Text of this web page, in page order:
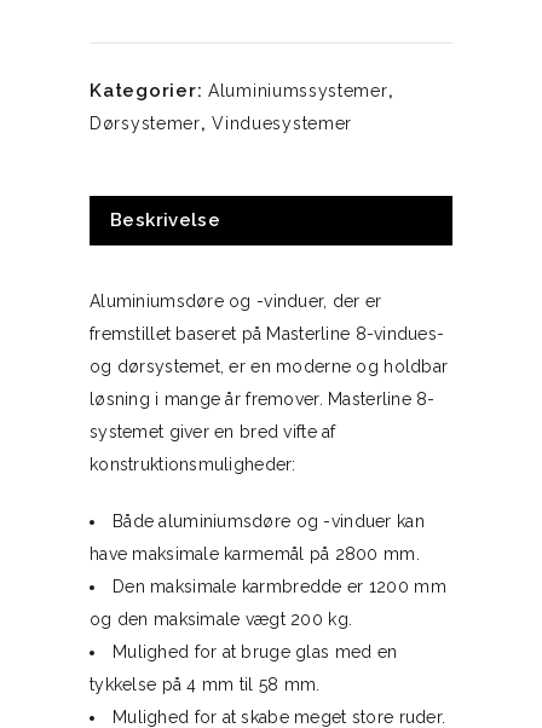
Kategorier: Aluminiumssystemer,
Dørsystemer,Vinduesystemer
Beskrivelse
Aluminiumsdøre og -vinduer, der er
fremstillet baseret på Masterline 8-vindues-
og dørsystemet, er en moderne og holdbar
løsning i mange år fremover. Masterline 8-
systemet giver en bred vifte af
konstruktionsmuligheder:
Både aluminiumsdøre og -vinduer kan
have maksimale karmemål på 2800 mm.
Den maksimale karmbredde er 1200 mm
og den maksimale vægt 200 kg.
Mulighed for at bruge glas med en
tykkelse på 4 mm til 58 mm.
Mulighed for at skabe meget store ruder.